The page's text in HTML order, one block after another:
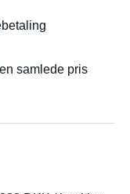
samlede pris